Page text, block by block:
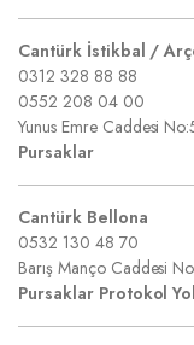
Cantürk İstikbal /
0312 328 88 88
0552 208 04 00
Yunus Emre Caddesi
Pursaklar
Cantürk Bellona
0532 130 48 70
Barış Manço Caddesi
Pursaklar Protokol